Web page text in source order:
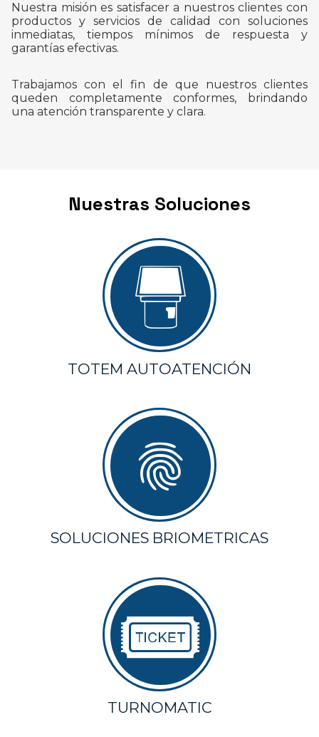
Nuestra misión es satisfacer a nuestros clientes con
productos y servicios de calidad con soluciones
inmediatas, tiempos mínimos de respuesta y
garantías efectivas.
Trabajamos con el fin de que nuestros clientes
queden completamente conformes, brindando
una atención transparente y clara.
Nuestras Soluciones
TOTEM AUTOATENCIÓN
SOLUCIONES BRIOMETRICAS
TURNOMATIC